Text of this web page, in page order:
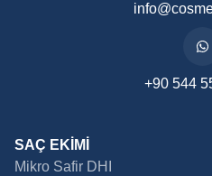
+90 544
SAÇ EKİMİ
Mikro Safir DHI